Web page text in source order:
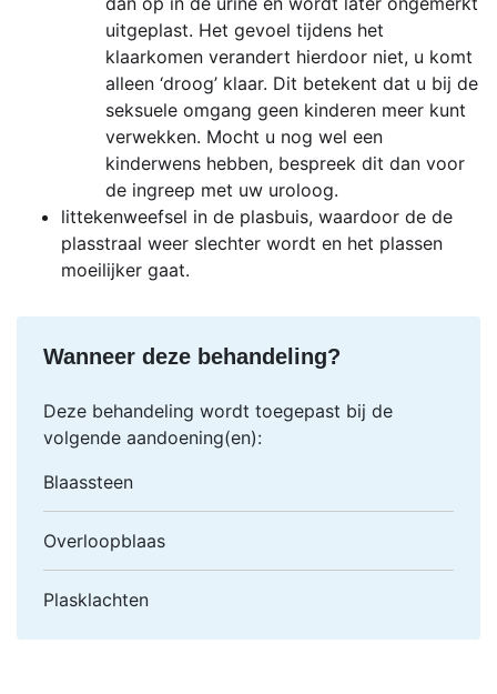
uitgeplast. Het gevoel tijdens het
klaarkomen verandert hierdoor niet, u komt
alleen ‘droog’ klaar. Dit betekent dat u bij de
seksuele omgang geen kinderen meer kunt
verwekken. Mocht u nog wel een
kinderwens hebben, bespreek dit dan voor
de ingreep met uw uroloog.
littekenweefsel in de plasbuis, waardoor de de
plasstraal weer slechter wordt en het plassen
moeilijker gaat.
Wanneer deze behandeling?
Deze behandeling wordt toegepast bij de
volgende aandoening(en):
Blaassteen
Overloopblaas
Plasklachten